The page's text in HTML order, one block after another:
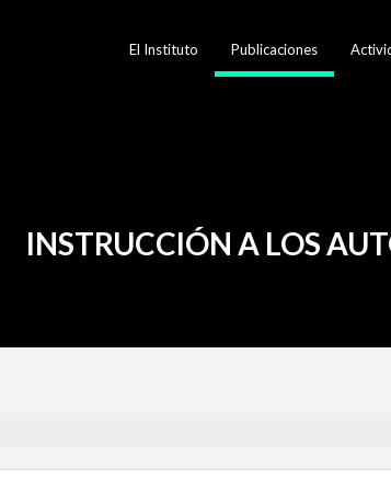
El Instituto Publicaciones
INSTRUCCIÓN A LOS